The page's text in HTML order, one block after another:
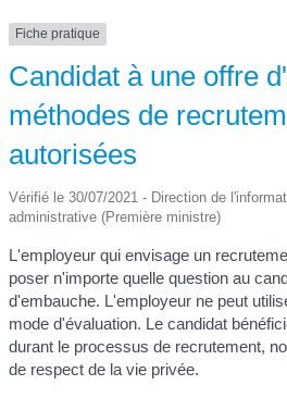
Fiche pratique
Candidat à une offre
méthodes de
autorisées
Vérifié le 30/07/2021 - Direction de
administrative (Première ministre)
L'employeur qui envisage un
poser n'importe quelle question au
d'embauche. L'employeur ne peut
mode d'évaluation. Le candidat
durant le processus de recrutement,
de respect de la vie privée.